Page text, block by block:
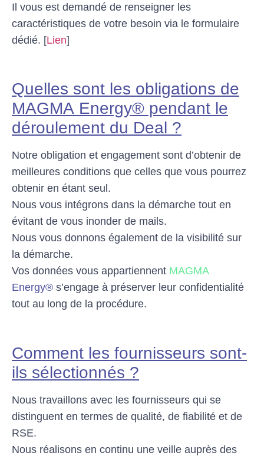
Il vous est demandé de renseigner les
caractéristiques de votre besoin via le formulaire
dédié. [Lien]
Quelles sont les obligations de
MAGMA Energy® pendant le
déroulement du Deal ?
Notre obligation et engagement sont d’obtenir de
meilleures conditions que celles que vous pourrez
obtenir en étant seul.
Nous vous intégrons dans la démarche tout en
évitant de vous inonder de mails.
Nous vous donnons également de la visibilité sur
la démarche.
Vos données vous appartiennent MAGMA
Energy® s’engage à préserver leur confidentialité
tout au long de la procédure.
Comment les fournisseurs sont-
ils sélectionnés ?
Nous travaillons avec les fournisseurs qui se
distinguent en termes de qualité, de fiabilité et de
RSE.
Nous réalisons en continu une veille auprès des